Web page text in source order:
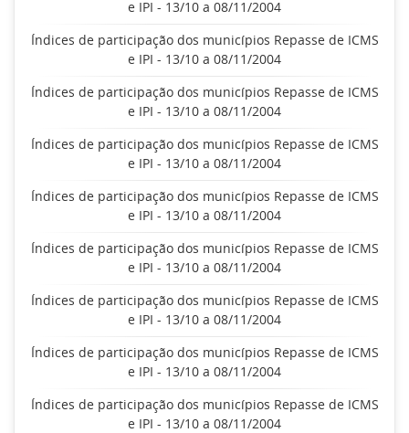
e IPI - 13/10 a 08/11/2004
Índices de participação dos municípios Repasse de ICMS
e IPI - 13/10 a 08/11/2004
Índices de participação dos municípios Repasse de ICMS
e IPI - 13/10 a 08/11/2004
Índices de participação dos municípios Repasse de ICMS
e IPI - 13/10 a 08/11/2004
Índices de participação dos municípios Repasse de ICMS
e IPI - 13/10 a 08/11/2004
Índices de participação dos municípios Repasse de ICMS
e IPI - 13/10 a 08/11/2004
Índices de participação dos municípios Repasse de ICMS
e IPI - 13/10 a 08/11/2004
Índices de participação dos municípios Repasse de ICMS
e IPI - 13/10 a 08/11/2004
Índices de participação dos municípios Repasse de ICMS
e IPI - 13/10 a 08/11/2004